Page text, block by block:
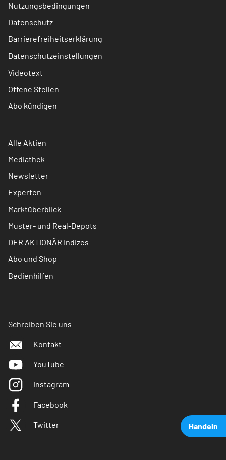
Handeln
Nutzungsbedingungen
Datenschutz
Barrierefreiheitserklärung
Datenschutzeinstellungen
Videotext
Offene Stellen
Abo kündigen
Alle Aktien
Mediathek
Newsletter
Experten
Marktüberblick
Muster- und Real-Depots
DER AKTIONÄR Indizes
Abo und Shop
Bedienhilfen
Schreiben Sie uns
Kontakt
YouTube
Instagram
Facebook
Twitter